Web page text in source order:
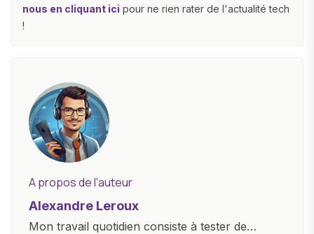
nous en cliquant ici pour ne rien rater de l'actualité tech
!
A propos de l'auteur
Alexandre Leroux
Mon travail quotidien consiste à tester de